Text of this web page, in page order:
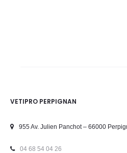
VETIPRO PERPIGNAN
955 Av. Julien Panchot – 66000
04 68 54 04 26